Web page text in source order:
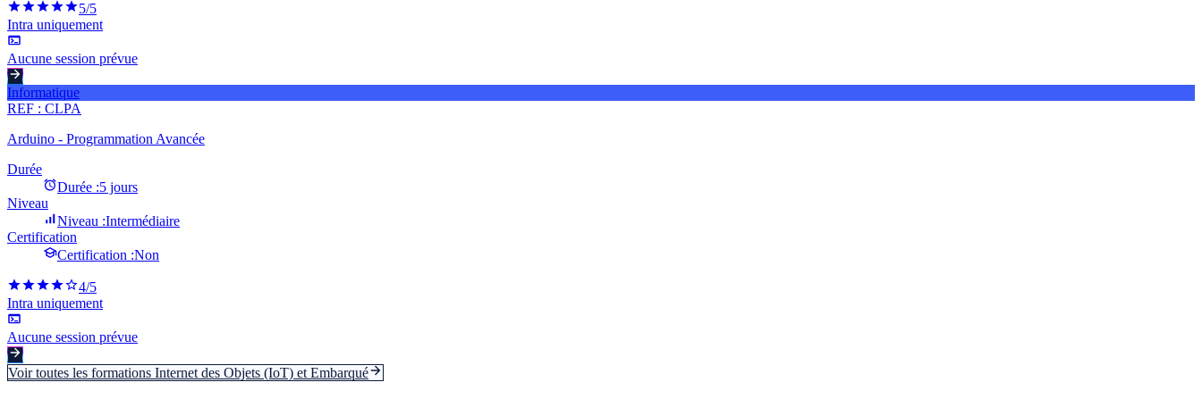
5/5
Intra uniquement
Aucune session prévue
Informatique
REF : CLPA
Arduino - Programmation Avancée
Durée
Durée :5 jours
Niveau
Niveau :Intermédiaire
Certification
Certification :Non
4/5
Intra uniquement
Aucune session prévue
Voir toutes les formations Internet des Objets (IoT) et Embarqué